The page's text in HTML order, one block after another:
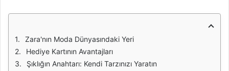
Zara'nın Moda Dünyasındaki Yeri
Hediye Kartının Avantajları
Şıklığın Anahtarı: Kendi Tarzınızı Yaratın